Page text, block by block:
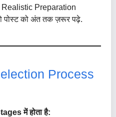
Realistic Preparation
पोस्ट को अंत तक ज़रूर पढ़े.
Process
में होता है: